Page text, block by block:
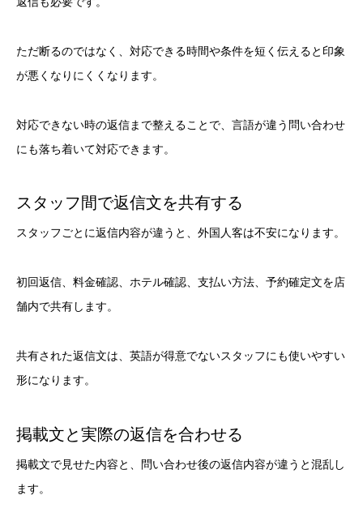
ただ断るのではなく、対応できる時間や条件を短く伝えると印象
が悪くなりにくくなります。
対応できない時の返信まで整えることで、言語が違う問い合わせ
にも落ち着いて対応できます。
スタッフ間で返信文を共有する
スタッフごとに返信内容が違うと、外国人客は不安になります。
初回返信、料金確認、ホテル確認、支払い方法、予約確定文を店
舗内で共有します。
共有された返信文は、英語が得意でないスタッフにも使いやすい
形になります。
掲載文と実際の返信を合わせる
掲載文で見せた内容と、問い合わせ後の返信内容が違うと混乱し
ます。